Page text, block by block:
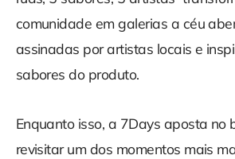
comunidade em galerias a céu
assinadas por artistas locais e
sabores do produto.
Enquanto isso, a 7Days aposta no
revisitar um dos momentos mais